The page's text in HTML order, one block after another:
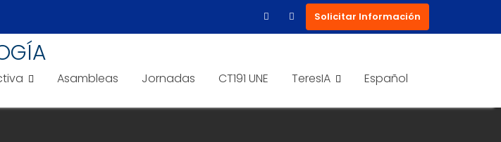
Solicitar Información
Asambleas Jornadas CT191 UNE TeresIA Español